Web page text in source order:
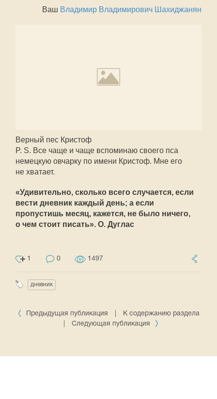
Ваш Владимир Владимирович Шахиджанян
Верный пес Кристоф
P. S. Все чаще и чаще вспоминаю своего пса 
немецкую овчарку по имени Кристоф. Мне его
не хватает.
«Удивительно, сколько всего случается, если
вести дневник каждый день; а если
пропустишь месяц, кажется, не было ничего,
о чем стоит писать». О. Дуглас
1 0 1497
дневник
Предыдущая публикация
К содержанию раздела
Следующая публикация